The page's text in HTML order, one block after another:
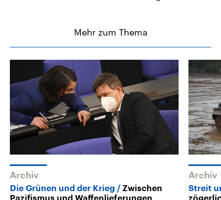
Mehr zum Thema
Archiv
Die Grünen und der Krieg
Zwischen
Pazifismus und Waffenlieferungen
Archiv
Streit